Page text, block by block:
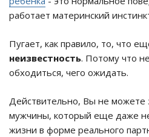
работает материнский
Пугает, как правило, то, что
неизвестность. Потому что
обходиться, чего ожидать.
Действительно, Вы не можете
мужчины, который еще даже
жизни в форме реального